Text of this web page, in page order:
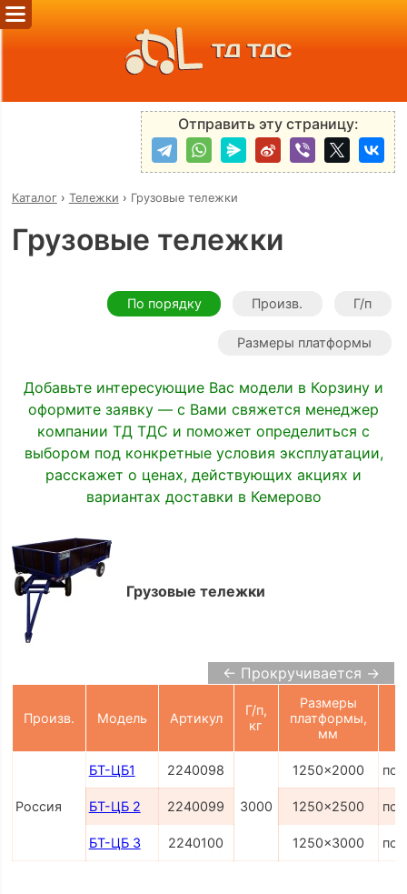
ТД ТДС
Отправить эту страницу:
Каталог› Тележки › Грузовые тележки
Грузовые тележки
По порядку Произв. Г/п
Размеры платформы
Добавьте интересующие Вас модели в Корзину и
оформите заявку — с Вами свяжется менеджер
компании ТД ТДС и поможет определиться с
выбором под конкретные условия эксплуатации,
расскажет о ценах, действующих акциях и
вариантах доставки в Кемерово
Грузовые тележки
← Прокручивается →
Произв. Модель Артикул
Г/п,
кг
Размеры
платформы,
мм
Россия
БТ-ЦБ1 2240098
3000
1250x2000 по
БТ-ЦБ 2 2240099 1250x2500 по
БТ-ЦБ 3 2240100 1250x3000 по